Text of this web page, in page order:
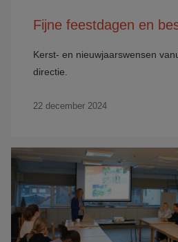
Fijne feestdagen en
Kerst- en nieuwjaarswensen
directie.
22 december 2024